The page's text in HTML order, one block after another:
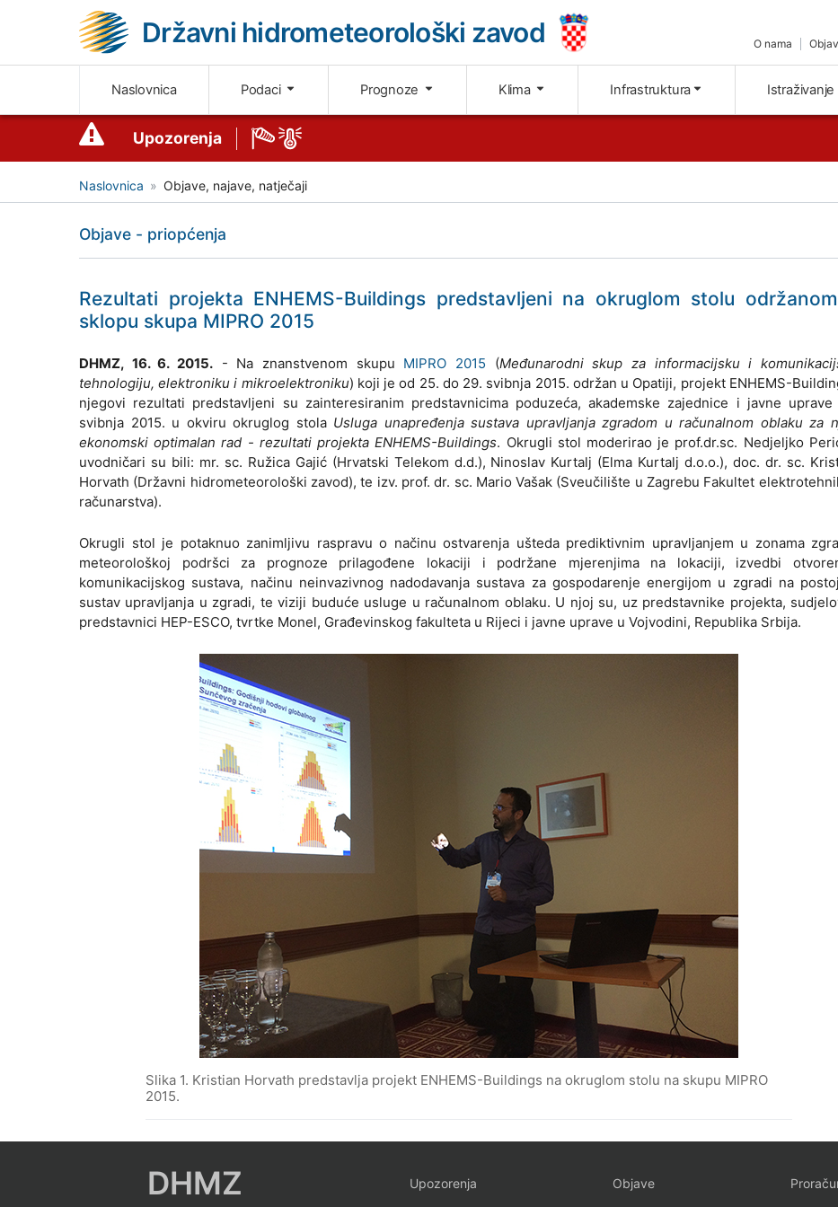
Državni hidrometeorološki zavod O nama
Naslovnica Podaci Prognoze Klima Infrastruktura
Upozorenja
Naslovnica Objave, najave, natječaji
Objave - priopćenja
Rezultati projekta ENHEMS-Buildings predstavljeni na okruglom stolu
sklopu skupa MIPRO 2015
DHMZ, 16. 6. 2015. - Na znanstvenom skupu MIPRO 2015 (Međunarodni skup za informacijsku i
tehnologiju, elektroniku i mikroelektroniku) koji je od 25. do 29. svibnja 2015. održan u Opatiji, projekt ENHEMS-
njegovi rezultati predstavljeni su zainteresiranim predstavnicima poduzeća, akademske zajednice i javne uprave
svibnja 2015. u okviru okruglog stola Usluga unapređenja sustava upravljanja zgradom u računalnom oblaku za
ekonomski optimalan rad - rezultati projekta ENHEMS-Buildings. Okrugli stol moderirao je prof.dr.sc. Nedjeljko
uvodničari su bili: mr. sc. Ružica Gajić (Hrvatski Telekom d.d.), Ninoslav Kurtalj (Elma Kurtalj d.o.o.), doc. dr. sc.
Horvath (Državni hidrometeorološki zavod), te izv. prof. dr. sc. Mario Vašak (Sveučilište u Zagrebu Fakultet
računarstva).
Okrugli stol je potaknuo zanimljivu raspravu o načinu ostvarenja ušteda prediktivnim upravljanjem u zonama
meteorološkoj podršci za prognoze prilagođene lokaciji i podržane mjerenjima na lokaciji, izvedbi
komunikacijskog sustava, načinu neinvazivnog nadodavanja sustava za gospodarenje energijom u zgradi na
sustav upravljanja u zgradi, te viziji buduće usluge u računalnom oblaku. U njoj su, uz predstavnike projekta,
predstavnici HEP-ESCO, tvrtke Monel, Građevinskog fakulteta u Rijeci i javne uprave u Vojvodini, Republika Srbija.
Slika 1. Kristian Horvath predstavlja projekt ENHEMS-Buildings na okruglom stolu na skupu MIPRO
2015.
DHMZ Upozorenja Objave